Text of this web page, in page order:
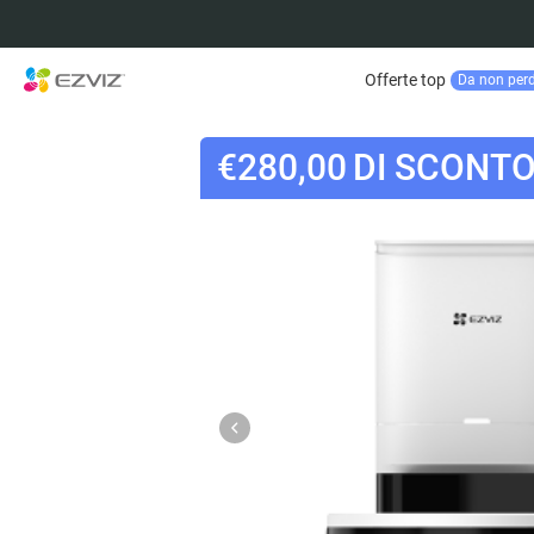
Offerte top Da non
€280,00 DI SCONTO